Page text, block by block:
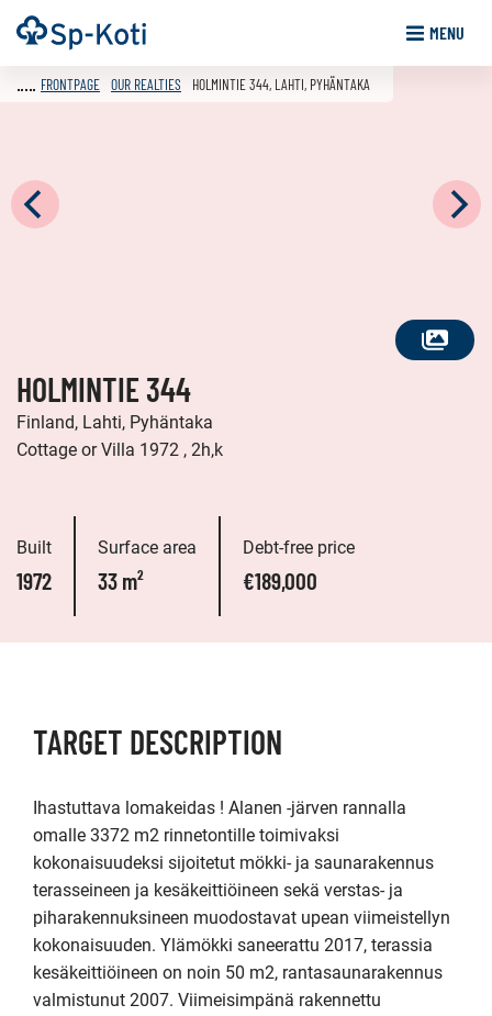
Go
to
Frontpage MENU
SEE
FRONTPAGE OUR REALTIES HOLMINTIE 344, LAHTI, PYHÄNTAKA
HOLMINTIE 344
Finland, Lahti, Pyhäntaka
Cottage or Villa 1972 , 2h,k
Built
1972
Surface area
33 m²
Debt-free price
€189,000
TARGET DESCRIPTION
Ihastuttava lomakeidas ! Alanen -järven rannalla
omalle 3372 m2 rinnetontille toimivaksi
kokonaisuudeksi sijoitetut mökki- ja saunarakennus
terasseineen ja kesäkeittiöineen sekä verstas- ja
piharakennuksineen muodostavat upean viimeistellyn
kokonaisuuden. Ylämökki saneerattu 2017, terassia
kesäkeittiöineen on noin 50 m2, rantasaunarakennus
valmistunut 2007. Viimeisimpänä rakennettu